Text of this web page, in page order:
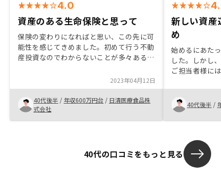
4.0
資産のある生命保険と思って
保険の変わりになればと思い、この先に可
能性を感じてきめました。初めて行う不動
産投資なのでわからないことが多々あるが
少いろいろと不安があるので随時アドバイ
スをRENOSYさんには切にお願いしたいで
す。
2023年04月12日
40代後半 / 年収600万円台 / 日清医療食品株
式会社
新しい資産
め
始めるにあた
した。しかし
ご担当者様に
たので投資を
観や世間に溢
えで、資産運
されるとよい
40代後半 /
40代の口コミをもっと見る